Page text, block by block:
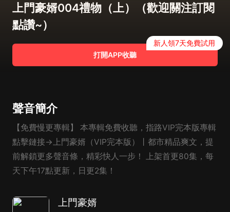
上門豪婿004禮物（上）（歡迎關注訂閱
點讚~）
打開APP收聽
新人領7天免費試用
聲音簡介
【免費慢更專輯】 本專輯免費收聽，指路VIP完本版專輯
點擊鏈接→上門豪婿（VIP完本版）丨都市精品爽文，提
前解鎖更多聲音條，精彩快人一步！ 上架首更80集，每
天下午17點更新，日更2集！
上門豪婿